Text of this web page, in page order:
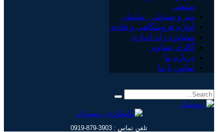
صنعتی
میز و صندلی , مبلمان
لوازم فروشگاهی و قنادی
مشاوره راه اندازی
گالری تصاویر
درباره ما
تماس با ما
تلفن تماس : 3903-879-0919